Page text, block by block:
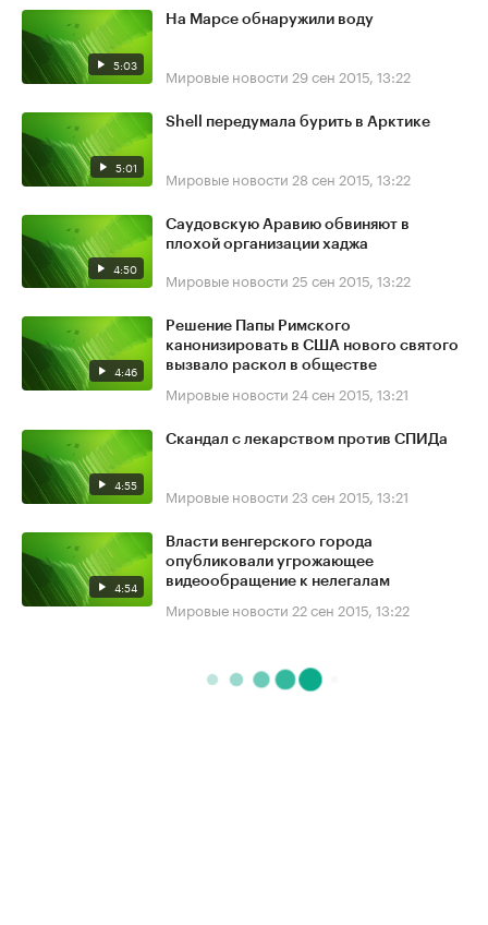
5:03
На Марсе обнаружили воду
Мировые новости 29 сен 2015, 13:22
5:01
Shell передумала бурить в Арктике
Мировые новости 28 сен 2015, 13:22
4:50
Саудовскую Аравию обвиняют в
плохой организации хаджа
Мировые новости 25 сен 2015, 13:22
4:46
Решение Папы Римского
канонизировать в США нового святого
вызвало раскол в обществе
Мировые новости 24 сен 2015, 13:21
4:55
Скандал с лекарством против СПИДа
Мировые новости 23 сен 2015, 13:21
4:54
Власти венгерского города
опубликовали угрожающее
видеообращение к нелегалам
Мировые новости 22 сен 2015, 13:22